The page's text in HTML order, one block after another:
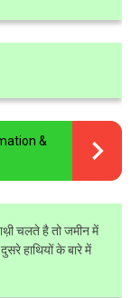
&
चलते है तो जमीन में
हाथियों के बारे में